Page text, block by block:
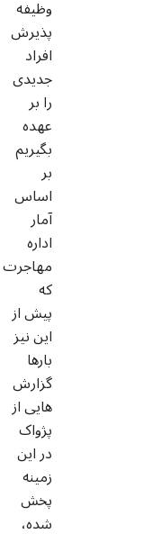
وظیفه
پذیرش
افراد
جدیدی
را بر
عهده
بگیریم
بر
اساس
آمار
اداره
مهاجرت
که
پیش از
این نیز
بارها
گزارش
هایی از
پژواک
در این
زمینه
پخش
شده،